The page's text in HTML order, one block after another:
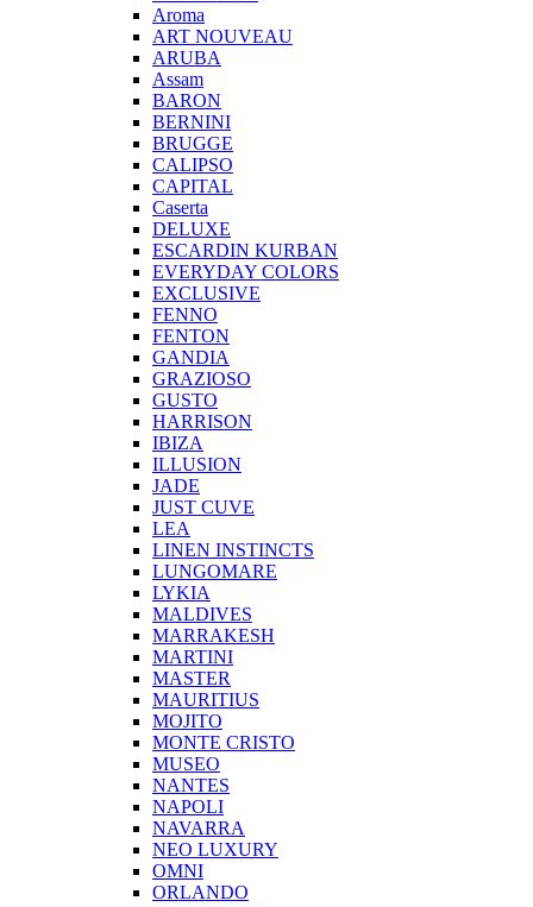
Aroma
ART NOUVEAU
ARUBA
Assam
BARON
BERNINI
BRUGGE
CALIPSO
CAPITAL
Caserta
DELUXE
ESCARDIN KURBAN
EVERYDAY COLORS
EXCLUSIVE
FENNO
FENTON
GANDIA
GRAZIOSO
GUSTO
HARRISON
IBIZA
ILLUSION
JADE
JUST CUVE
LEA
LINEN INSTINCTS
LUNGOMARE
LYKIA
MALDIVES
MARRAKESH
MARTINI
MASTER
MAURITIUS
MOJITO
MONTE CRISTO
MUSEO
NANTES
NAPOLI
NAVARRA
NEO LUXURY
OMNI
ORLANDO